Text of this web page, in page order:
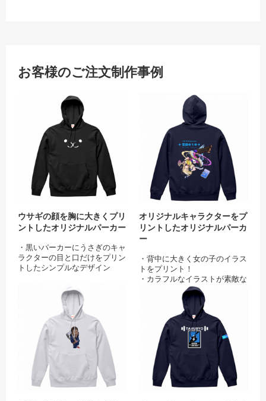
お客様のご注文制作事例
ウサギの顔を胸に大きくプリ
ントしたオリジナルパーカー
・黒いパーカーにうさぎのキャ
ラクターの目と口だけをプリン
トしたシンプルなデザイン
ウサギの顔を胸に大きくプリント
オリジナルキャラクターをプ
リントしたオリジナルパーカ
ー
・背中に大きく女の子のイラス
トをプリント！
・カラフルなイラストが素敵な
オリジナルフーディー
笑顔の子どもの写真をプリントし